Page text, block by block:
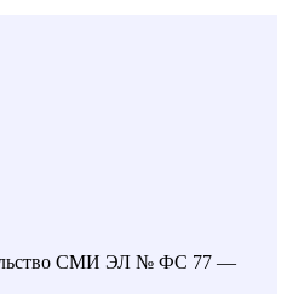
СМИ ЭЛ № ФС 77 —